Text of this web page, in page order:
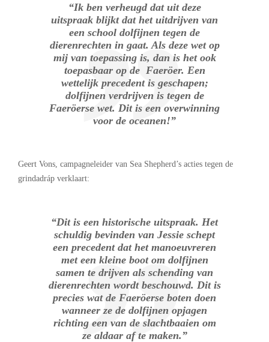
“Ik ben verheugd dat uit deze
uitspraak blijkt dat het uitdrijven van
een school dolfijnen tegen de
dierenrechten in gaat. Als deze wet op
mij van toepassing is, dan is het ook
toepasbaar op de Faeröer. Een
wettelijk precedent is geschapen;
dolfijnen verdrijven is tegen de
Faeröerse wet. Dit is een overwinning
voor de oceanen!”
Geert Vons, campagneleider van Sea Shepherd’s acties tegen de
grindadráp verklaart:
“Dit is een historische uitspraak. Het
schuldig bevinden van Jessie schept
een precedent dat het manoeuvreren
met een kleine boot om dolfijnen
samen te drijven als schending van
dierenrechten wordt beschouwd. Dit is
precies wat de Faeröerse boten doen
wanneer ze de dolfijnen opjagen
richting een van de slachtbaaien om
ze aldaar af te maken.”